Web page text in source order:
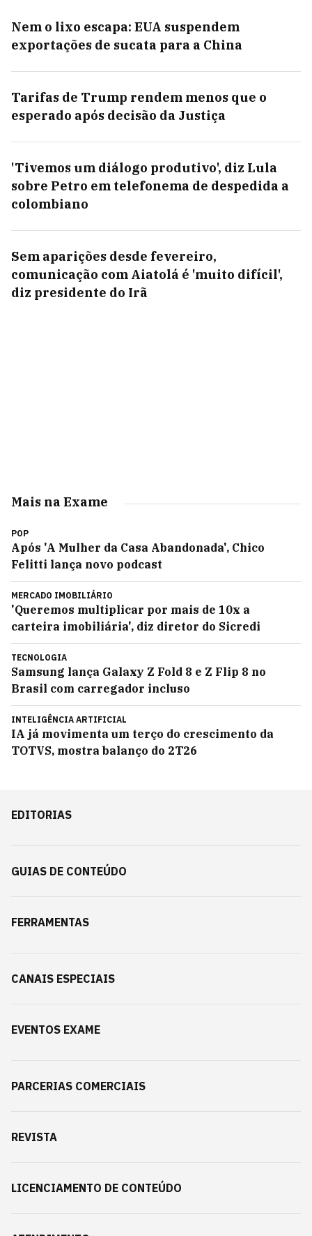
Nem o lixo escapa: EUA suspendem
exportações de sucata para a China
Tarifas de Trump rendem menos que o
esperado após decisão da Justiça
'Tivemos um diálogo produtivo', diz Lula
sobre Petro em telefonema de despedida a
colombiano
Sem aparições desde fevereiro,
comunicação com Aiatolá é 'muito difícil',
diz presidente do Irã
Mais na Exame
POP
Após 'A Mulher da Casa Abandonada', Chico
Felitti lança novo podcast
MERCADO IMOBILIÁRIO
'Queremos multiplicar por mais de 10x a
carteira imobiliária', diz diretor do Sicredi
TECNOLOGIA
Samsung lança Galaxy Z Fold 8 e Z Flip 8 no
Brasil com carregador incluso
INTELIGÊNCIA ARTIFICIAL
IA já movimenta um terço do crescimento da
TOTVS, mostra balanço do 2T26
EDITORIAS
GUIAS DE CONTEÚDO
FERRAMENTAS
CANAIS ESPECIAIS
EVENTOS EXAME
PARCERIAS COMERCIAIS
REVISTA
LICENCIAMENTO DE CONTEÚDO